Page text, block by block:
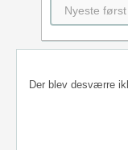
Der blev desværre